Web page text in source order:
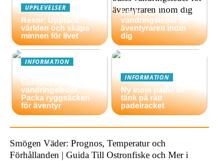
UPPLEVELSER
Resor: Upptäck
världen och skapa
minnen för livet
Så hittar du Islands
bästa
vandringsleder för
äventyraren inom
dig
INFORMATION
Europas bästa
vandringsleder:
Packa ryggsäcken
för äventyr
INFORMATION
Ny inom padel så
tänk på rätt
padelracket
Smögen Väder: Prognos, Temperatur och
Förhållanden | Guida Till Ostronfiske och Mer i